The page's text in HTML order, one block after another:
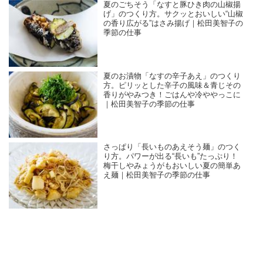
夏のごちそう「なすと豚ひき肉の山椒揚
げ」のつくり方。サクッとおいしい“山椒
の香り広がる”はさみ揚げ｜松田美智子の
季節の仕事
夏のお漬物「なすの辛子あえ」のつくり
方。ピリッとした辛子の風味＆青じその
香りがやみつき！ごはんや冷ややっこに
｜松田美智子の季節の仕事
さっぱり「長いものあえそう麺」のつく
り方。パワーが出る“長いも”たっぷり！
梅干しやみょうがもおいしい夏の簡単あ
え麺｜松田美智子の季節の仕事